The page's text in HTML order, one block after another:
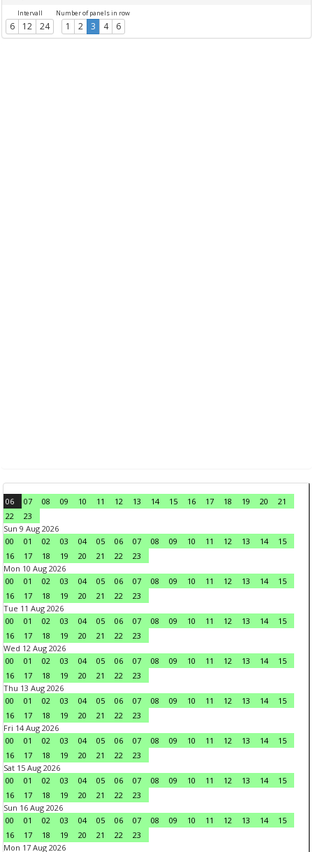
Intervall
6 12 24
Number of panels in row
1 2 3 4 6
06 07 08 09 10 11 12 13 14 15 16 17 18 19 20
21
22
23
Sun 9 Aug 2026
00
01 02 03 04 05 06 07 08 09 10 11 12 13 14
15
16
17 18 19 20 21 22
23
Mon 10 Aug 2026
00
01 02 03 04 05 06 07 08 09 10 11 12 13 14
15
16
17 18 19 20 21 22
23
Tue 11 Aug 2026
00
01 02 03 04 05 06 07 08 09 10 11 12 13 14
15
16
17 18 19 20 21 22
23
Wed 12 Aug 2026
00
01 02 03 04 05 06 07 08 09 10 11 12 13 14
15
16
17 18 19 20 21 22
23
Thu 13 Aug 2026
00
01 02 03 04 05 06 07 08 09 10 11 12 13 14
15
16
17 18 19 20 21 22
23
Fri 14 Aug 2026
00
01 02 03 04 05 06 07 08 09 10 11 12 13 14
15
16
17 18 19 20 21 22
23
Sat 15 Aug 2026
00
01 02 03 04 05 06 07 08 09 10 11 12 13 14
15
16
17 18 19 20 21 22
23
Sun 16 Aug 2026
00
01 02 03 04 05 06 07 08 09 10 11 12 13 14
15
16
17 18 19 20 21 22
23
Mon 17 Aug 2026